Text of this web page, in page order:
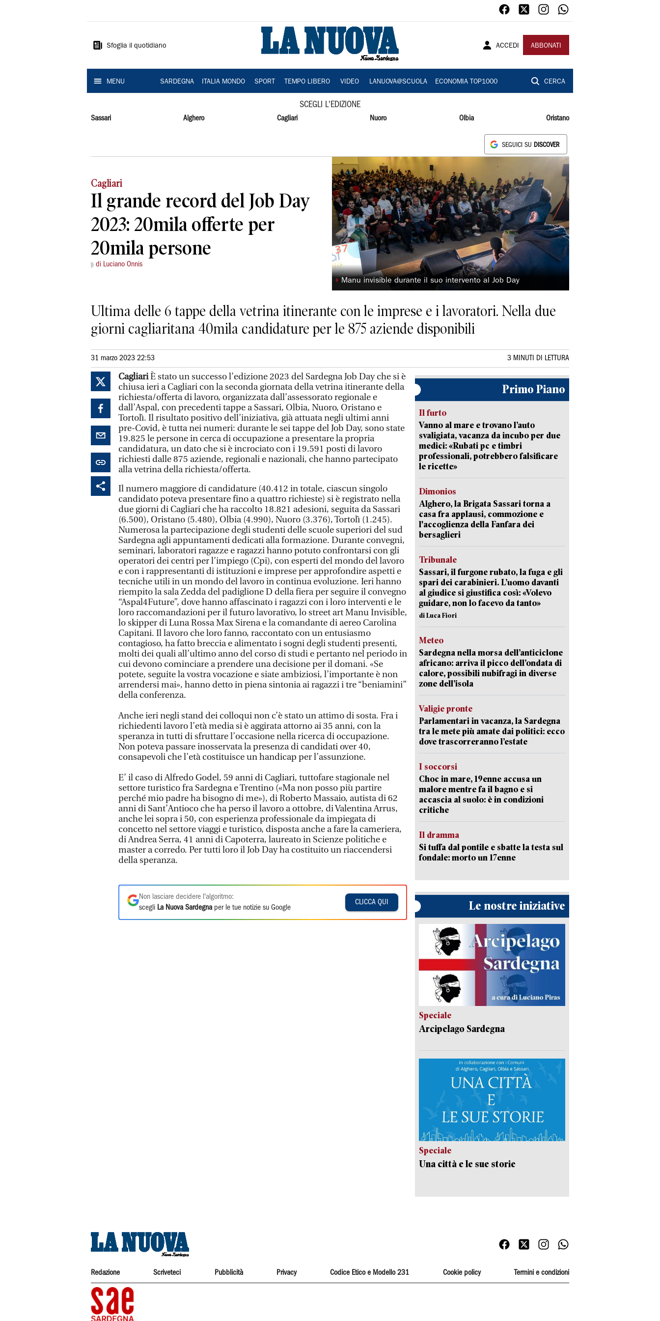
Sardegna
Sfoglia il quotidiano ACCEDI ABBONATI
MENU SARDEGNA ITALIA MONDO SPORT TEMPO LIBERO VIDEO LANUOVA@SCUOLA ECONOMIA TOP1000 CERCA
SCEGLI L'EDIZIONE
Sassari Alghero Cagliari Nuoro Olbia Oristano
SEGUICI SU DISCOVER
Cagliari
Il grande record del Job Day
2023: 20mila offerte per
20mila persone
di Luciano Onnis
◗ Manu invisible durante il suo intervento al Job Day
Ultima delle 6 tappe della vetrina itinerante con le imprese e i lavoratori. Nella due
giorni cagliaritana 40mila candidature per le 875 aziende disponibili
31 marzo 2023 22:53 3 MINUTI DI LETTURA
CagliariÈ stato un successo l’edizione 2023 del Sardegna Job Day che si è
chiusa ieri a Cagliari con la seconda giornata della vetrina itinerante della
richiesta/offerta di lavoro, organizzata dall’assessorato regionale e
dall’Aspal, con precedenti tappe a Sassari, Olbia, Nuoro, Oristano e
Tortolì. Il risultato positivo dell’iniziativa, già attuata negli ultimi anni
pre-Covid, è tutta nei numeri: durante le sei tappe del Job Day, sono state
19.825 le persone in cerca di occupazione a presentare la propria
candidatura, un dato che si è incrociato con i 19.591 posti di lavoro
richiesti dalle 875 aziende, regionali e nazionali, che hanno partecipato
alla vetrina della richiesta/offerta.
Il numero maggiore di candidature (40.412 in totale, ciascun singolo
candidato poteva presentare fino a quattro richieste) si è registrato nella
due giorni di Cagliari che ha raccolto 18.821 adesioni, seguita da Sassari
(6.500), Oristano (5.480), Olbia (4.990), Nuoro (3.376), Tortolì (1.245).
Numerosa la partecipazione degli studenti delle scuole superiori del sud
Sardegna agli appuntamenti dedicati alla formazione. Durante convegni,
seminari, laboratori ragazze e ragazzi hanno potuto confrontarsi con gli
operatori dei centri per l’impiego (Cpi), con esperti del mondo del lavoro
e con i rappresentanti di istituzioni e imprese per approfondire aspetti e
tecniche utili in un mondo del lavoro in continua evoluzione. Ieri hanno
riempito la sala Zedda del padiglione D della fiera per seguire il convegno
“Aspal4Future”, dove hanno affascinato i ragazzi con i loro interventi e le
loro raccomandazioni per il futuro lavorativo, lo street art Manu Invisible,
lo skipper di Luna Rossa Max Sirena e la comandante di aereo Carolina
Capitani. Il lavoro che loro fanno, raccontato con un entusiasmo
contagioso, ha fatto breccia e alimentato i sogni degli studenti presenti,
molti dei quali all’ultimo anno del corso di studi e pertanto nel periodo in
cui devono cominciare a prendere una decisione per il domani. «Se
potete, seguite la vostra vocazione e siate ambiziosi, l’importante è non
arrendersi mai», hanno detto in piena sintonia ai ragazzi i tre “beniamini”
della conferenza.
Anche ieri negli stand dei colloqui non c’è stato un attimo di sosta. Fra i
richiedenti lavoro l’età media si è aggirata attorno ai 35 anni, con la
speranza in tutti di sfruttare l’occasione nella ricerca di occupazione.
Non poteva passare inosservata la presenza di candidati over 40,
consapevoli che l’età costituisce un handicap per l’assunzione.
E’ il caso di Alfredo Godel, 59 anni di Cagliari, tuttofare stagionale nel
settore turistico fra Sardegna e Trentino («Ma non posso più partire
perché mio padre ha bisogno di me»), di Roberto Massaio, autista di 62
anni di Sant’Antioco che ha perso il lavoro a ottobre, di Valentina Arrus,
anche lei sopra i 50, con esperienza professionale da impiegata di
concetto nel settore viaggi e turistico, disposta anche a fare la cameriera,
di Andrea Serra, 41 anni di Capoterra, laureato in Scienze politiche e
master a corredo. Per tutti loro il Job Day ha costituito un riaccendersi
della speranza.
Non lasciare decidere l'algoritmo:
scegli La Nuova Sardegna per le tue notizie su Google
CLICCA QUI
Primo Piano
Il furto
Vanno al mare e trovano l’auto
svaligiata, vacanza da incubo per due
medici: «Rubati pc e timbri
professionali, potrebbero falsificare
le ricette»
Dimonios
Alghero, la Brigata Sassari torna a
casa fra applausi, commozione e
l'accoglienza della Fanfara dei
bersaglieri
Tribunale
Sassari, il furgone rubato, la fuga e gli
spari dei carabinieri. L’uomo davanti
al giudice si giustifica così: «Volevo
guidare, non lo facevo da tanto»
di Luca Fiori
Meteo
Sardegna nella morsa dell’anticiclone
africano: arriva il picco dell’ondata di
calore, possibili nubifragi in diverse
zone dell’isola
Valigie pronte
Parlamentari in vacanza, la Sardegna
tra le mete più amate dai politici: ecco
dove trascorreranno l’estate
I soccorsi
Choc in mare, 19enne accusa un
malore mentre fa il bagno e si
accascia al suolo: è in condizioni
critiche
Il dramma
Si tuffa dal pontile e sbatte la testa sul
fondale: morto un 17enne
Le nostre iniziative
Speciale
Arcipelago Sardegna
Speciale
Una città e le sue storie
Redazione Scriveteci Pubblicità Privacy Codice Etico e Modello 231 Cookie policy Termini e condizioni